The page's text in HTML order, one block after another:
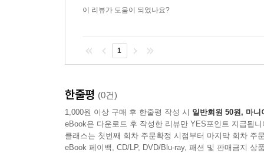
이 리뷰가 도움이 되었나요?
1
한줄평 (0건)
1,000원 이상 구매 후 한줄평 작성 시 일반회원 50원, 마니
eBook은 다운로드 후 작성한 리뷰만 YES포인트 지급됩니
클래스는 첫번째 회차 주문확정 시점부터 마지막 회차 주
eBook 페이백, CD/LP, DVD/Blu-ray, 패션 및 판매금지 상